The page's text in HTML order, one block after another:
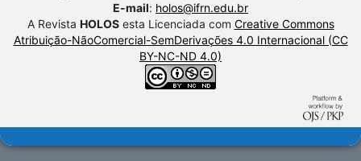
E-mail: holos@ifrn.edu.br
A Revista HOLOSesta Licenciada com Creative Commons
Atribuição-NãoComercial-SemDerivações 4.0 Internacional (CC
BY-NC-ND 4.0)